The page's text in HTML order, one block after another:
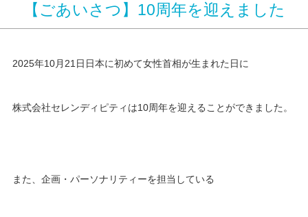
【ごあいさつ】10周年を迎えました
2025年10月21日日本に初めて女性首相が生まれた日に
株式会社セレンディピティは10周年を迎えることができました。
また、企画・パーソナリティーを担当している